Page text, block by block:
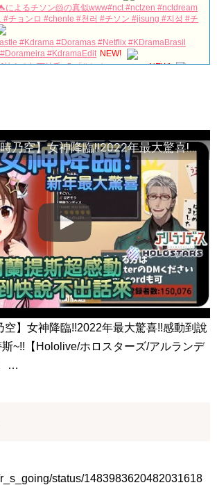
によるチソン🐹の真似www#nct #nctzen #nctdream
#チョンロ #chenle #천러 #チソン #jisung #지성 #チ
#Kdrama #Doramas #Netflix #KDramaBrasil
#KdramaEdit NEW!
甘える年下彼氏 💕 「#ナインルーム」 NEW!
Ram(장우람)- Right Now To You (지금 너에게)
Met OST Part 4) NEW!
스 아레나 Jang Keun-Suk #장근석 #JangKeunSuk
ク #จางกึนซอก #张根硕 NEW!
prince #shorts #shortsfeed #100daysmyprince
#fadeaway NEW!
ん』杉咲花の「人形の家」に込められた再生への祈
た“義務”
NEW!
がう）・異なる」を韓国語では？「다르다（タル
い方について
暇だ」を韓国語では？「심심하다（シムシマダ）」
ついて
『キング～Two Hearts』予告動画（日本語字幕）
sang
윤균상 서울숲 벤치 (YUN Kyunsang)(4)September::
Forest (서울숲)
sang
ンサン主演「潜入弁護人」第1回特別公開！
ン 한혜진 – Still We (여전히 우리는)
ンジェ 조현재 九尾狐外伝 制作発表会
【阿爾蘭蒂斯/時乃空】女神降臨!!2022年最大驚喜!!感動到說不出話的阿爾蘭蒂斯~!!【Hololive/ホロスターズ/アルランディス/ときのそら】 | 渣翻譯Vtuber
空】女神降臨!!2022年最大驚喜!!感動到說
~!!【Hololive/ホロスターズ/アルランデ
…
status/1483983620482031618